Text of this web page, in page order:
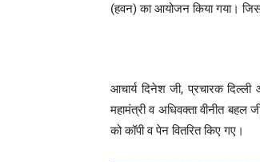
(हवन) का आयोजन किया गया।
आचार्य दिनेश जी, प्रचारक दिल्ली
महामंत्री व अधिवक्ता वीनीत बहल
को कॉपी व पेन वितरित किए गए।